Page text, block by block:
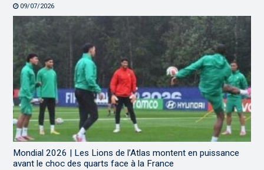
09/07/2026
Mondial 2026 | Les Lions de l’Atlas montent en puissance
avant le choc des quarts face à la France